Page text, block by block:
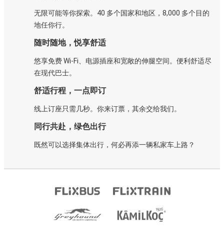
无限可能等你探索。40 多个国家和地区，8,000 多个目的
地任你行。
随时随地，悦享舒适
悠享免费 Wi-Fi、电源插座和宽敞的伸腿空间。便利舒适尽
在现代巴士。
舒适行程，一点即订
线上订座只需几秒。你来订票，其余交给我们。
同行共赴，绿色出行
既然可以选择集体出行，何必再添一辆私家车上路？